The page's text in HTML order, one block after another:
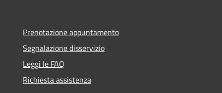
Prenotazione appuntamento
Segnalazione disservizio
Leggi le FAQ
Richiesta assistenza